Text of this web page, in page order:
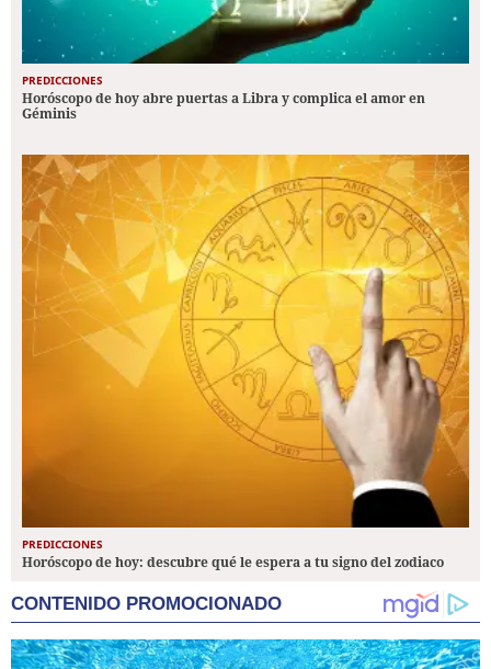
PREDICCIONES
Horóscopo de hoy abre puertas a Libra y complica el amor en
Géminis
PREDICCIONES
Horóscopo de hoy: descubre qué le espera a tu signo del zodiaco
CONTENIDO PROMOCIONADO